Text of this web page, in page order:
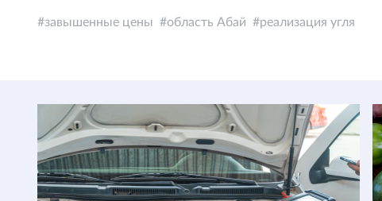
завышенные цены область Абай реализация угля